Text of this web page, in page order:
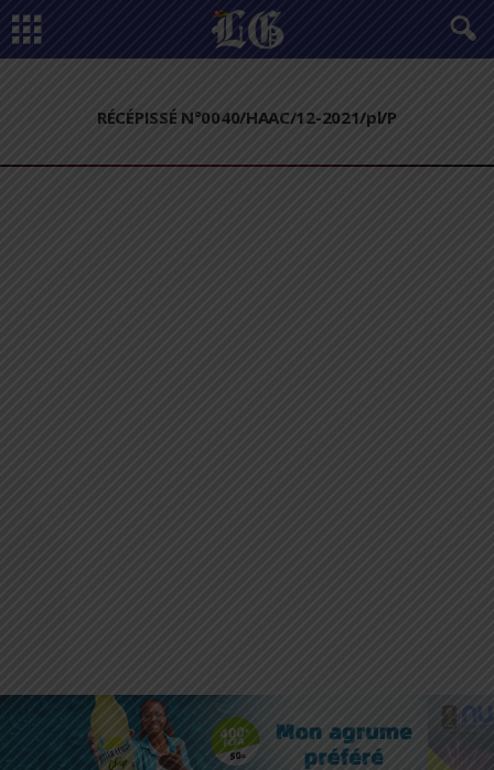
RÉCÉPISSÉ N°0040/HAAC/12-2021/pl/P